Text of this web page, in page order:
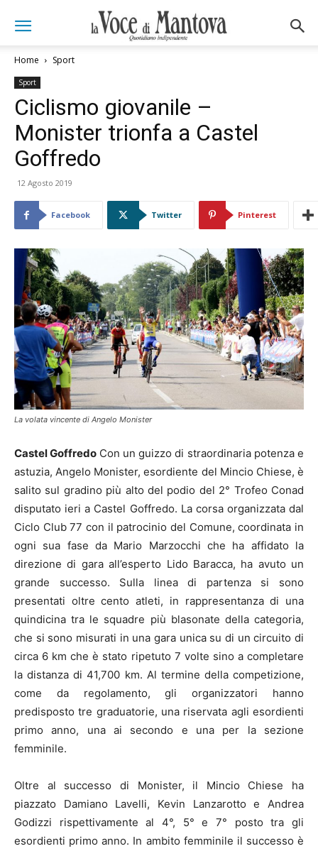
Home Sport
Sport
Ciclismo giovanile –
Monister trionfa a Castel
Goffredo
12 Agosto 2019
Facebook Twitter Pinterest
La volata vincente di Angelo Monister
Castel Goffredo Con un guizzo di straordinaria potenza e
astuzia, Angelo Monister, esordiente del Mincio Chiese, è
salito sul gradino più alto del podio del 2° Trofeo Conad
disputato ieri a Castel Goffredo. La corsa organizzata dal
Ciclo Club 77 con il patrocinio del Comune, coordinata in
ogni sua fase da Mario Marzocchi che ha affidato la
direzione di gara all’esperto Lido Baracca, ha avuto un
grande successo. Sulla linea di partenza si sono
presentati oltre cento atleti, in rappresentanza di una
quindicina tra le squadre più blasonate della categoria,
che si sono misurati in una gara unica su di un circuito di
circa 6 km che è stato ripetuto 7 volte sino a completare
la distanza di 41,700 km. Al termine della competizione,
come da regolamento, gli organizzatori hanno
predisposto tre graduatorie, una riservata agli esordienti
primo anno, una ai secondo e una per la sezione
femminile.
Oltre al successo di Monister, il Mincio Chiese ha
piazzato Damiano Lavelli, Kevin Lanzarotto e Andrea
Godizzi rispettivamente al 4°, 5° e 7° posto tra gli
esordienti primo anno. In ambito femminile il successo è